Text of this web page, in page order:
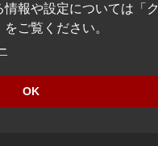
情報や設定については「ク
ご覧ください。
OK